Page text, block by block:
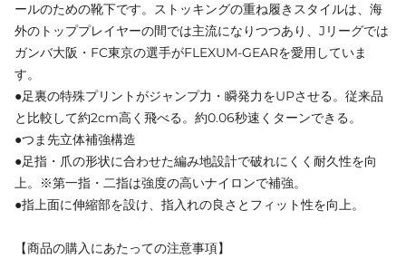
ールのための靴下です。ストッキングの重ね履きスタイルは、海
外のトッププレイヤーの間では主流になりつつあり、Jリーグでは
ガンバ大阪・FC東京の選手がFLEXUM-GEARを愛用していま
す。
●足裏の特殊プリントがジャンプ力・瞬発力をUPさせる。従来品
と比較して約2cm高く飛べる。約0.06秒速くターンできる。
●つま先立体補強構造
●足指・爪の形状に合わせた編み地設計で破れにくく耐久性を向
上。※第一指・二指は強度の高いナイロンで補強。
●指上面に伸縮部を設け、指入れの良さとフィット性を向上。
【商品の購入にあたっての注意事項】